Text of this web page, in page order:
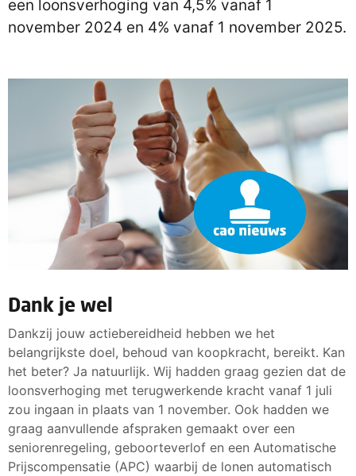
een loonsverhoging van 4,5% vanaf 1
november 2024 en 4% vanaf 1 november 2025.
Dank je wel
Dankzij jouw actiebereidheid hebben we het
belangrijkste doel, behoud van koopkracht, bereikt. Kan
het beter? Ja natuurlijk. Wij hadden graag gezien dat de
loonsverhoging met terugwerkende kracht vanaf 1 juli
zou ingaan in plaats van 1 november. Ook hadden we
graag aanvullende afspraken gemaakt over een
seniorenregeling, geboorteverlof en een Automatische
Prijscompensatie (APC) waarbij de lonen automatisch